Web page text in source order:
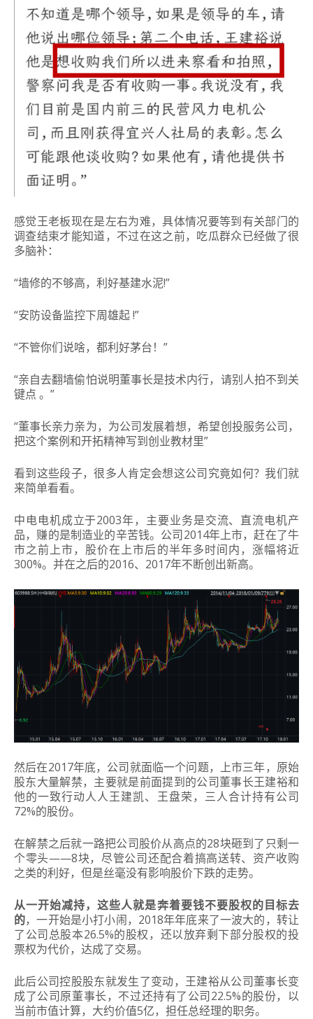
感觉王老板现在是左右为难，具体情况要等到有关部门的
调查结束才能知道，不过在这之前，吃瓜群众已经做了很
多脑补：
“墙修的不够高，利好基建水泥!”
“安防设备监控下周雄起 !”
“不管你们说啥，都利好茅台！”
“亲自去翻墙偷怕说明董事长是技术内行，请别人拍不到关
键点 。”
“董事长亲力亲为，为公司发展着想，希望创投服务公司，
把这个案例和开拓精神写到创业教材里”
看到这些段子，很多人肯定会想这公司究竟如何？我们就
来简单看看。
中电电机成立于2003年，主要业务是交流、直流电机产
品，赚的是制造业的辛苦钱。公司2014年上市，赶在了牛
市之前上市，股价在上市后的半年多时间内，涨幅将近
300%。并在之后的2016、2017年不断创出新高。
然后在2017年底，公司就面临一个问题，上市三年，原始
股东大量解禁，主要就是前面提到的公司董事长王建裕和
他的一致行动人人王建凯、王盘荣，三人合计持有公司
72%的股份。
在解禁之后就一路把公司股价从高点的28块砸到了只剩一
个零头——8块，尽管公司还配合着搞高送转、资产收购
之类的利好，但是丝毫没有影响股价下跌的走势。
从一开始减持，这些人就是奔着要钱不要股权的目标去
的，一开始是小打小闹，2018年年底来了一波大的，转让
了公司总股本26.5%的股权，还以放弃剩下部分股权的投
票权为代价，达成了交易。
此后公司控股股东就发生了变动，王建裕从公司董事长变
成了公司原董事长，不过还持有了公司22.5%的股份，以
当前市值计算，大约价值5亿，担任总经理的职务。